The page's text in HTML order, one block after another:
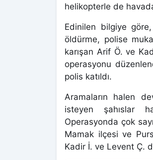
helikopterle de
Edinilen bilgiye göre,
öldürme, polise
karışan Arif Ö. ve
operasyonu
polis katıldı.
Aramaların halen
isteyen şahıslar
Operasyonda çok
Mamak ilçesi ve
Kadir İ. ve Levent Ç.